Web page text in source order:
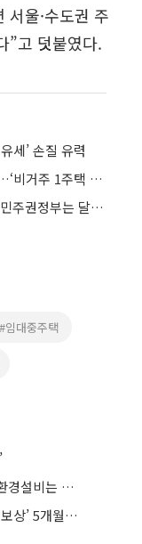
서울·수도권 주
”고 덧붙였다.
세’ 손질 유력
다주택자 양도세 중과에 매물 잠김 우려…‘비거주 1주택 예외 카드’ 먹힐까
김윤덕 국토장관, 매물잠김 우려에⋯“국민주권정부는 달라”
#임대중주택
현대건설, 아파트·토건·건축 1위…산업·환경설비는 삼성E&A
용적률 높여 임대 더 지으라더니…‘제값 보상’ 5개월째 국회에 발목